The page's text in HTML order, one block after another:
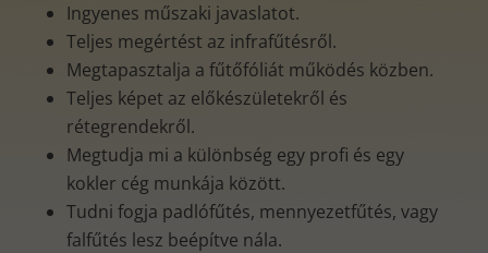
Ingyenes műszaki javaslatot.
Teljes megértést az infrafűtésről.
Megtapasztalja a fűtőfóliát működés közben.
Teljes képet az előkészületekről és
rétegrendekről.
Megtudja mi a különbség egy profi és egy
kokler cég munkája között.
Tudni fogja padlófűtés, mennyezetfűtés, vagy
falfűtés lesz beépítve nála.